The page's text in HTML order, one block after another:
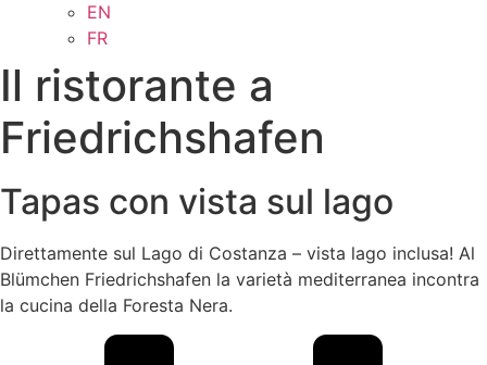
EN
FR
Il ristorante a
Friedrichshafen
Tapas con vista sul lago
Direttamente sul Lago di Costanza – vista lago inclusa! Al
Blümchen Friedrichshafen la varietà mediterranea incontra
la cucina della Foresta Nera.